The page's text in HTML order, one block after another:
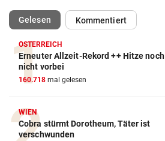
Gelesen(ausgewählt)Kommentiert
ÖSTERREICH
Erneuter Allzeit-Rekord ++ Hitze noch
nicht vorbei
160.718 mal gelesen
WIEN
Cobra stürmt Dorotheum, Täter ist
verschwunden
Action-Cam Vergleich
Crosstrainer Vergleich
ZUM VERGLEICH